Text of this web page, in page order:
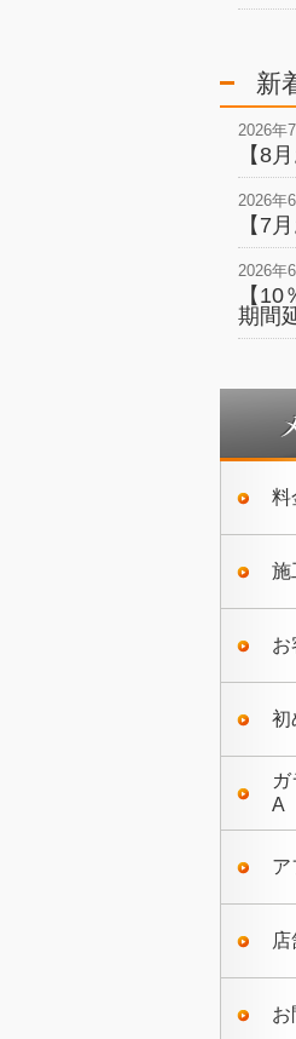
新
2026年
【8
2026年
【7
2026年
【
期間
料
施
お
初
A
ア
お